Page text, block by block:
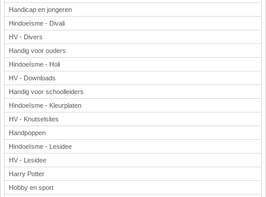
Handicap en jongeren
Hindoeïsme - Divali
HV - Divers
Handig voor ouders
Hindoeïsme - Holi
HV - Downloads
Handig voor schoolleiders
Hindoeïsme - Kleurplaten
HV - Knutselsites
Handpoppen
Hindoeïsme - Lesidee
HV - Lesidee
Harry Potter
Hobby en sport